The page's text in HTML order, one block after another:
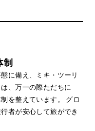
制
に備え、ミキ・ツーリ
、万一の際ただちに
を整えています。 グロ
者が安心して旅ができ